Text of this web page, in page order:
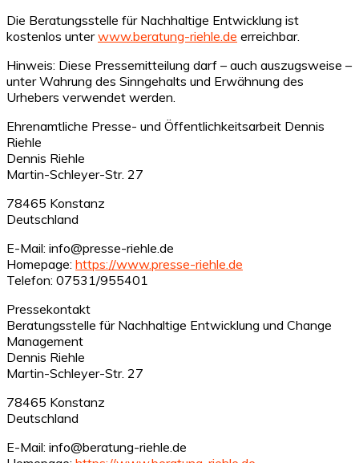
Die Beratungsstelle für Nachhaltige Entwicklung ist
kostenlos unterwww.beratung-riehle.de erreichbar.
Hinweis: Diese Pressemitteilung darf – auch auszugsweise –
unter Wahrung des Sinngehalts und Erwähnung des
Urhebers verwendet werden.
Ehrenamtliche Presse- und Öffentlichkeitsarbeit Dennis
Riehle
Dennis Riehle
Martin-Schleyer-Str. 27
78465 Konstanz
Deutschland
E-Mail: info@presse-riehle.de
Homepage: https://www.presse-riehle.de
Telefon: 07531/955401
Pressekontakt
Beratungsstelle für Nachhaltige Entwicklung und Change
Management
Dennis Riehle
Martin-Schleyer-Str. 27
78465 Konstanz
Deutschland
E-Mail: info@beratung-riehle.de